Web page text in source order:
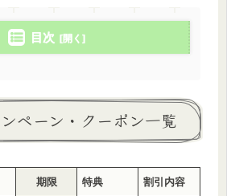
目次
ペーン・クーポン一覧
期限 特典 割引内容